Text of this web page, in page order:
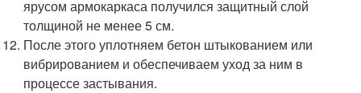
ярусом армокаркаса получился защитный слой
толщиной не менее 5 см.
После этого уплотняем бетон штыкованием или
вибрированием и обеспечиваем уход за ним в
процессе застывания.